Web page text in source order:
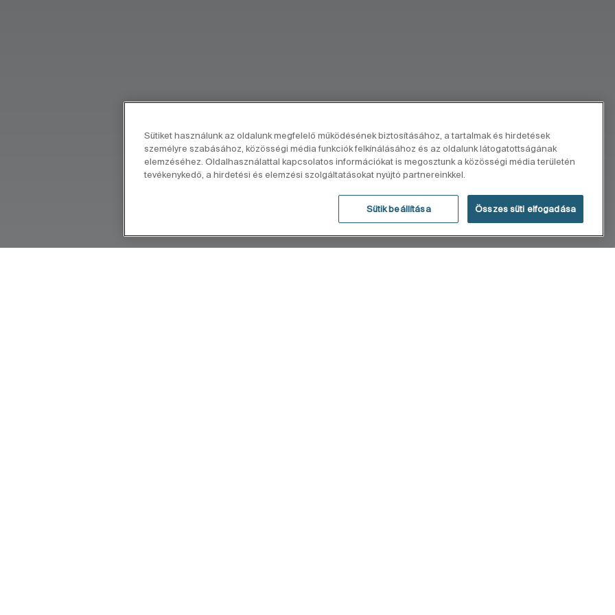
Sütiket használunk az oldalunk megfelelő működésének biztosításához, a tartalmak és hirdetések
személyre szabásához, közösségi média funkciók felkínálásához és az oldalunk látogatottságának
elemzéséhez. Oldalhasználattal kapcsolatos információkat is megosztunk a közösségi média területén
tevékenykedő, a hirdetési és elemzési szolgáltatásokat nyújtó partnereinkkel.
Sütik beállítása Összes süti elfogadása